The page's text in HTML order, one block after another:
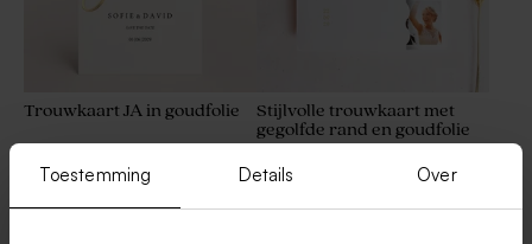
Toestemming Details Over
Minimalistisch, wit
kubusdoosje met goudfolie
en foto's
Stijlvol ceremonieboekje met
folie en roze lint
Trouwkaart JA in goudfolie
Stijlvolle trouwkaart met
gegolfde rand en goudfolie